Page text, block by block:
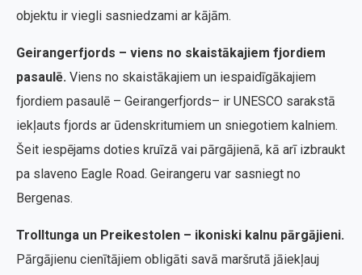
objektu ir viegli sasniedzami ar kājām.
Geirangerfjords – viens no skaistākajiem fjordiem
pasaulē. Viens no skaistākajiem un iespaidīgākajiem
fjordiem pasaulē – Geirangerfjords– ir UNESCO sarakstā
iekļauts fjords ar ūdenskritumiem un sniegotiem kalniem.
Šeit iespējams doties kruīzā vai pārgājienā, kā arī izbraukt
pa slaveno Eagle Road. Geirangeru var sasniegt no
Bergenas.
Trolltunga un Preikestolen – ikoniski kalnu pārgājieni.
Pārgājienu cienītājiem obligāti savā maršrutā jāiekļauj